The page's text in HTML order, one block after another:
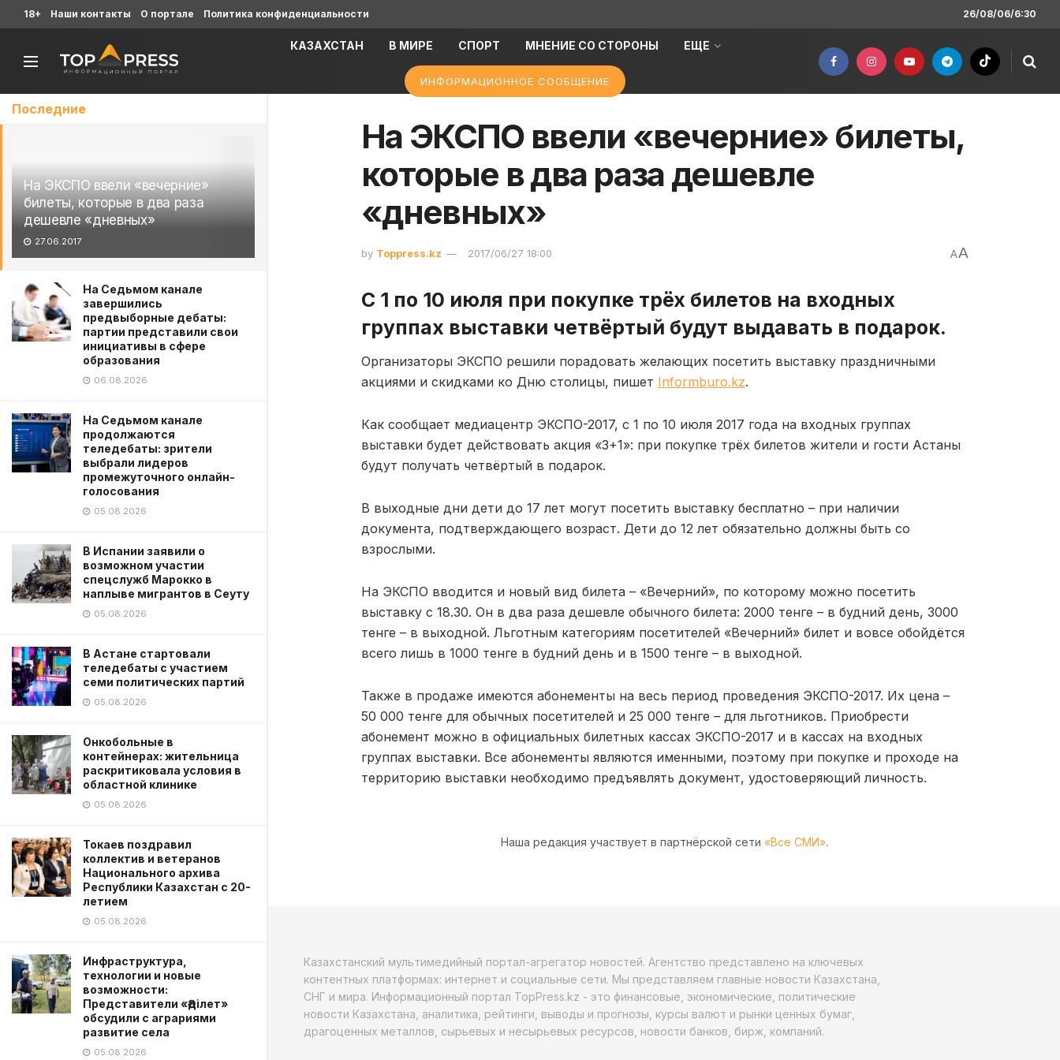
Последние
На ЭКСПО ввели «вечерние»
билеты, которые в два раза
дешевле «дневных»
27.06.2017
На Седьмом канале
завершились
предвыборные дебаты:
партии представили свои
инициативы в сфере
образования
06.08.2026
На Седьмом канале
продолжаются
теледебаты: зрители
выбрали лидеров
промежуточного онлайн-
голосования
05.08.2026
В Испании заявили о
возможном участии
спецслужб Марокко в
наплыве мигрантов в Сеуту
05.08.2026
В Астане стартовали
теледебаты с участием
семи политических партий
05.08.2026
Онкобольные в
контейнерах: жительница
раскритиковала условия в
областной клинике
05.08.2026
Токаев поздравил
коллектив и ветеранов
Национального архива
Республики Казахстан с 20-
летием
05.08.2026
Инфраструктура,
технологии и новые
возможности:
Представители «Әділет»
обсудили с аграриями
развитие села
05.08.2026
18+ Наши контакты О портале Политика конфиденциальности 26/08/06/6:30
КАЗАХСТАН В МИРЕ СПОРТ МНЕНИЕ СО СТОРОНЫ ЕЩЕ
ИНФОРМАЦИОННОЕ СООБЩЕНИЕ
На ЭКСПО ввели «вечерние» билеты,
которые в два раза дешевле
«дневных»
by Toppress.kz 2017/06/27 18:00 AA
C 1 по 10 июля при покупке трёх билетов на входных
группах выставки четвёртый будут выдавать в подарок.
Организаторы ЭКСПО решили порадовать желающих посетить выставку праздничными
акциями и скидками ко Дню столицы, пишет Informburo.kz.
Как сообщает медиацентр ЭКСПО-2017, с 1 по 10 июля 2017 года на входных группах
выставки будет действовать акция «3+1»: при покупке трёх билетов жители и гости Астаны
будут получать четвёртый в подарок.
В выходные дни дети до 17 лет могут посетить выставку бесплатно – при наличии
документа, подтверждающего возраст. Дети до 12 лет обязательно должны быть со
взрослыми.
На ЭКСПО вводится и новый вид билета – «Вечерний», по которому можно посетить
выставку с 18.30. Он в два раза дешевле обычного билета: 2000 тенге – в будний день, 3000
тенге – в выходной. Льготным категориям посетителей «Вечерний» билет и вовсе обойдётся
всего лишь в 1000 тенге в будний день и в 1500 тенге – в выходной.
Также в продаже имеются абонементы на весь период проведения ЭКСПО-2017. Их цена –
50 000 тенге для обычных посетителей и 25 000 тенге – для льготников. Приобрести
абонемент можно в официальных билетных кассах ЭКСПО-2017 и в кассах на входных
группах выставки. Все абонементы являются именными, поэтому при покупке и проходе на
территорию выставки необходимо предъявлять документ, удостоверяющий личность.
Наша редакция участвует в партнёрской сети «Все СМИ».
Казахстанский мультимедийный портал-агрегатор новостей. Агентство представлено на ключевых
контентных платформах: интернет и социальные сети. Мы представляем главные новости Казахстана,
СНГ и мира. Информационный портал TopPress.kz - это финансовые, экономические, политические
новости Казахстана, аналитика, рейтинги, выводы и прогнозы, курсы валют и рынки ценных бумаг,
драгоценных металлов, сырьевых и несырьевых ресурсов, новости банков, бирж, компаний.